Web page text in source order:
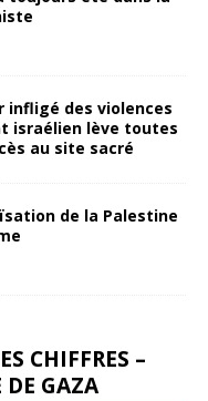
infligé des violences
israélien lève toutes
au site sacré
de la Palestine
CHIFFRES –
DE GAZA